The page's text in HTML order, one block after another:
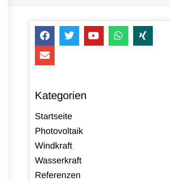
Kategorien
Startseite
Photovoltaik
Windkraft
Wasserkraft
Referenzen